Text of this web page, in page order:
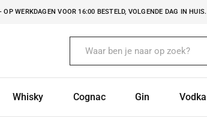
WERKDAGEN VOOR 16:00 BESTELD, VOLGENDE DAG IN HUIS.
Whisky Cognac Gin Vodka